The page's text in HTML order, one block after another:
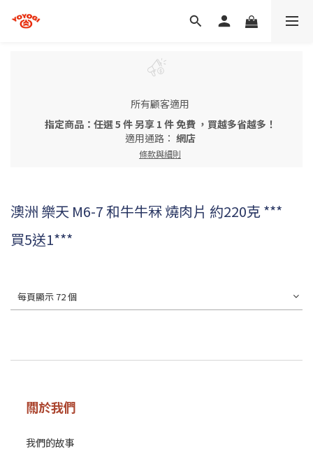
所有顧客適用
指定商品：任選 5 件 另享 1 件 免費 ，買越多省越多！
適用通路： 網店
條款與細則
澳洲 樂天 M6-7 和牛牛冧 燒肉片 約220克 ***
買5送1***
每頁顯示 72 個
關於我們
我們的故事